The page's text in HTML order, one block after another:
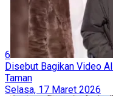
6
Disebut Bagikan Video
Taman
Selasa, 17 Maret 2026